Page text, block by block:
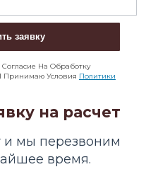
заявку
На Обработку
Принимаю Условия Политики
на расчет
и мы перезвоним
время.